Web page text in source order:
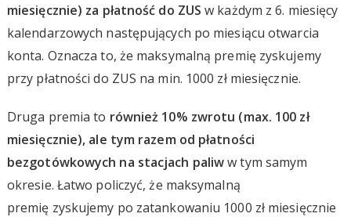
miesięcznie) za płatność do ZUS w każdym z 6. miesięcy
kalendarzowych następujących po miesiącu otwarcia
konta. Oznacza to, że maksymalną premię zyskujemy
przy płatności do ZUS na min. 1000 zł miesięcznie.
Druga premia to również 10% zwrotu (max. 100 zł
miesięcznie), ale tym razem od płatności
bezgotówkowych na stacjach paliww tym samym
okresie. Łatwo policzyć, że maksymalną
premię zyskujemy po zatankowaniu 1000 zł miesięcznie